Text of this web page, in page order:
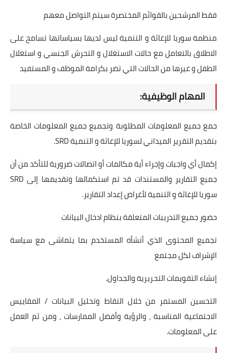
فقط المرشحين بالقوائم المختصرة سيتم التواصل معهم
منظمة سوريا للإغاثة و التنمية ليس لديها بسياساتها تسامح على
الاطلاق بالتعامل مع حالات الاستغلال و التحرش الجنسي و استغلال
الطفل و غيرها من الحالات التي تضر بكرامة الموظف و المستفيد
المهام الوظيفية:
ﺟﻤﻊ ﺟﻤﻴﻊ اﻟﻤﻌﻠﻮﻣﺎت اﻟﻤﻄﻠﻮﺑﺔ وﺗﺠﻤﻴﻊ ﺟﻤﻴﻊ اﻟﻤﻌﻠﻮﻣﺎت اﻟﺨﺎﺻﺔ
ﺑﺘﻘﺪﻳﻢ اﻟﺘﻘﺮﻳﺮ اﻟﻤﻴﺪاﻧﻲ لسوريا للإغاثة و التنمية SRD.
إكمال أي واجبات وإجراء أية مكالمات أو اتصالات ضرورية للتأكد من أن
جميع التقارير والمستندات قد تم استكمالها وتقديمها إلى SRD
سوريا للإغاثة و التنمية لأغراض إعداد التقارير.
حضور جميع التدريبات المتعلقة بنظام ادخال البيانات
تجميع المحتوى الذي أنشأه المستخدم بما يتماشى مع سياسة
الإشراف لكل مجتمع
إنشاء التقويمات التحريرية والجداول.
التحسين المستمر من خلال التقاط وتحليل البيانات / المقاييس
الاجتماعية المناسبة ، والرؤية وأفضل الممارسات ، ومن ثم العمل
على المعلومات.